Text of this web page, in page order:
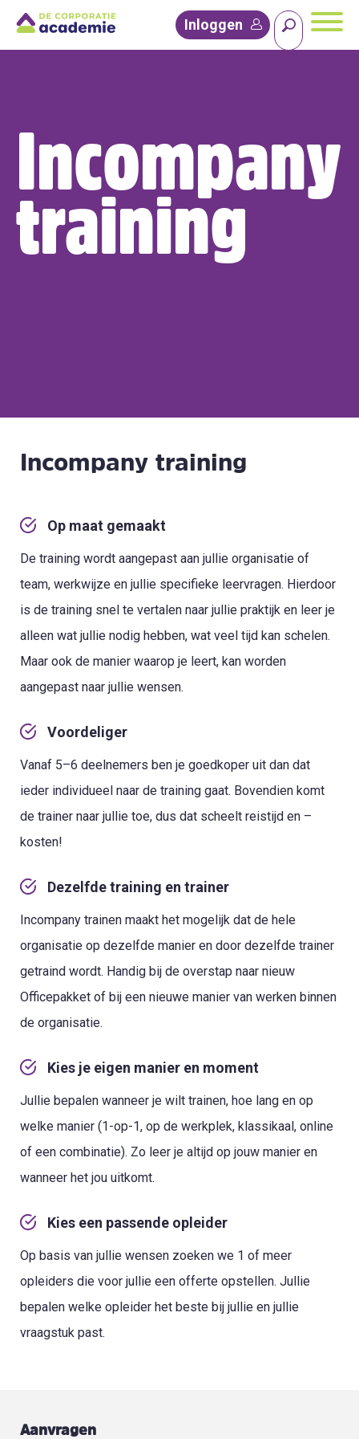
Inloggen
Incompany
training
Incompany training
Op maat gemaakt
De training wordt aangepast aan jullie organisatie of
team, werkwijze en jullie specifieke leervragen. Hierdoor
is de training snel te vertalen naar jullie praktijk en leer je
alleen wat jullie nodig hebben, wat veel tijd kan schelen.
Maar ook de manier waarop je leert, kan worden
aangepast naar jullie wensen.
Voordeliger
Vanaf 5–6 deelnemers ben je goedkoper uit dan dat
ieder individueel naar de training gaat. Bovendien komt
de trainer naar jullie toe, dus dat scheelt reistijd en –
kosten!
Dezelfde training en trainer
Incompany trainen maakt het mogelijk dat de hele
organisatie op dezelfde manier en door dezelfde trainer
getraind wordt. Handig bij de overstap naar nieuw
Officepakket of bij een nieuwe manier van werken binnen
de organisatie.
Kies je eigen manier en moment
Jullie bepalen wanneer je wilt trainen, hoe lang en op
welke manier (1-op-1, op de werkplek, klassikaal, online
of een combinatie). Zo leer je altijd op jouw manier en
wanneer het jou uitkomt.
Kies een passende opleider
Op basis van jullie wensen zoeken we 1 of meer
opleiders die voor jullie een offerte opstellen. Jullie
bepalen welke opleider het beste bij jullie en jullie
vraagstuk past.
Aanvragen